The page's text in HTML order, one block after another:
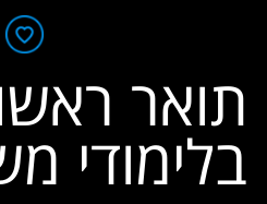
תואר
בלימודי